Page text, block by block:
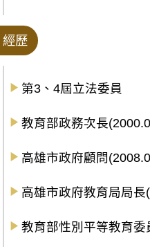
經歷
第3、4屆立法委員
教育部政務次長
高雄市政府顧問
高雄市政府教育局局
教育部性別平等教育